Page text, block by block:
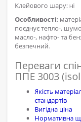
Клейового шару: ні
Особливості:
поєднує тепло-, шумо-
масло-, нафто- та
безпечний.
Переваги
ППЕ 3003
Якість
стандартів
Вигідна ціна
Нормативна